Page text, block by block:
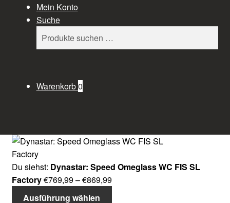
Mein Konto
Suche
Suchen
nach:
Suchen
Warenkorb0
Du siehst: Dynastar: Speed Omeglass WC FIS SL
Factory€769,99–€869,99Preisspanne:
Ausführung wählen